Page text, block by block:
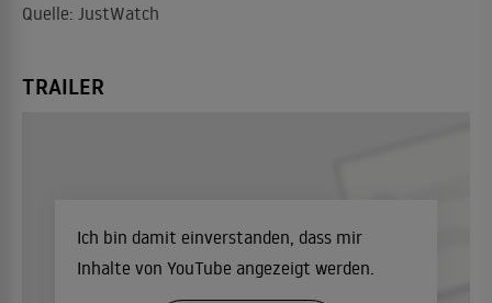
Quelle: JustWatch
TRAILER
Ich bin damit einverstanden, dass mir
Inhalte von YouTube angezeigt werden.